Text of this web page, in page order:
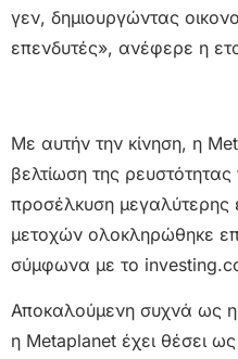
γεν, δημιουργώντας
επενδυτές», ανέφερε η
Με αυτήν την κίνηση, η
βελτίωση της
προσέλκυση μεγαλύτερης
μετοχών ολοκληρώθηκε
σύμφωνα με το
Αποκαλούμενη συχνά ως
η Metaplanet έχει θέσει